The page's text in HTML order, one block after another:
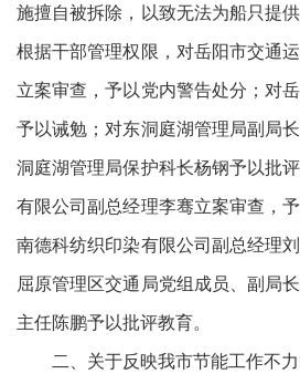
施擅自被拆除，以致无法为船只提
根据干部管理权限，对岳阳市交通
立案审查，予以党内警告处分；对
予以诫勉；对东洞庭湖管理局副局
洞庭湖管理局保护科长杨钢予以批
有限公司副总经理李骞立案审查，
南德科纺织印染有限公司副总经理
屈原管理区交通局党组成员、副局
主任陈鹏予以批评教育。
二、关于反映我市节能工作不力